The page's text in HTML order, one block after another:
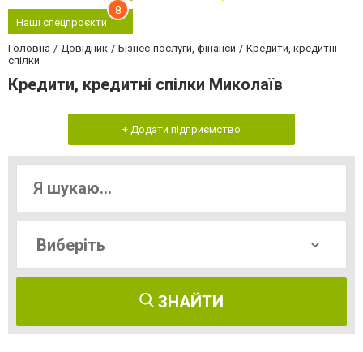
Наші спецпроєкти
8
Головна Довідник Бізнес-послуги, фінанси
Кредити, кредитні
спілки
Кредити, кредитні спілки Миколаїв
+ Додати підприємство
ЗНАЙТИ